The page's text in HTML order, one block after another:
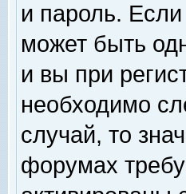
и пароль.
может быть
и вы при
необходимо
случай, то
форумах